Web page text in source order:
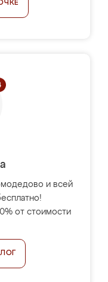
и всей
от стоимости